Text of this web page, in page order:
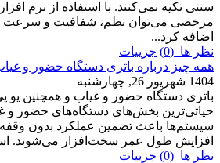
سنتی تکیه نمی‌کنند. با استفاده از نرم
مرخصی می‌توان نظم، شفافیت و سرعت را
اضافه کرد...
نظر ها (0)
جزییات
همه چیز درباره باتری دستگاه حضور و
1404 شهریور 26, چهارشنبه
باتری دستگاه حضور و غیاب و همچنین یو
حیاتی‌ترین بخش‌های دستگاه‌های حضور و
سیستم‌ها باعث تضمین عملکرد بدون
افزایش طول عمر سخت‌افزار می‌شوند.
نظر ها (0)
جزییات